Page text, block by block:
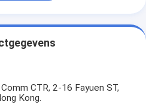
CTR, 2-16 Fayuen ST,
Kong.